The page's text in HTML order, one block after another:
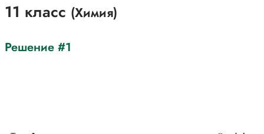
11 класс (Химия)
Решение #1